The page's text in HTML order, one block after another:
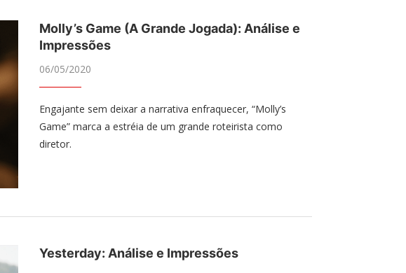
Molly’s Game (A Grande Jogada): Análise e
Impressões
06/05/2020
Engajante sem deixar a narrativa enfraquecer, “Molly’s
Game” marca a estréia de um grande roteirista como
diretor.
Yesterday: Análise e Impressões